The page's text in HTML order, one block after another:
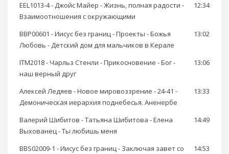
EEL1013-4 - Джойс Майер - Жизнь, полная радости -
Взаимоотношения с окружающими
12:34
BBP00601 - Иисус без границ - Проекты - Божья
Любовь - Детский дом для мальчиков в Керале
13:02
ITM2018 - Чарльз Стенли - Прикосновение - Бог -
наш верный друг
13:06
Алексей Ледяев - Новое мировоззрение - 24-41 -
Демоническая иерархия поднебесья. Аненербе
13:33
Валерий Шибитов - Татьяна Шибитова - Елена
Выхованец - Ты любишь меня
14:49
BBS02009-1 - Иисус без границ - Заключая завет со
14:53